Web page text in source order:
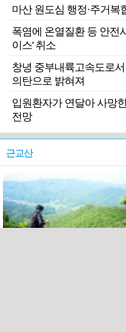
마산 원도심 행정·주거복
폭염에 온열질환 등 안전
이스' 취소
창녕 중부내륙고속도로
의탄으로 밝혀져
입원환자가 연달아 사망
전망
근교산